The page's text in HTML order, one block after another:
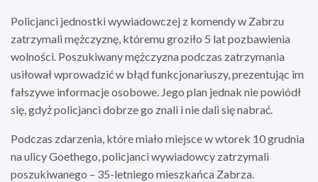
Policjanci jednostki wywiadowczej z komendy w Zabrzu
zatrzymali mężczyznę, któremu groziło 5 lat pozbawienia
wolności. Poszukiwany mężczyzna podczas zatrzymania
usiłował wprowadzić w błąd funkcjonariuszy, prezentując im
fałszywe informacje osobowe. Jego plan jednak nie powiódł
się, gdyż policjanci dobrze go znali i nie dali się nabrać.
Podczas zdarzenia, które miało miejsce w wtorek 10 grudnia
na ulicy Goethego, policjanci wywiadowcy zatrzymali
poszukiwanego – 35-letniego mieszkańca Zabrza.